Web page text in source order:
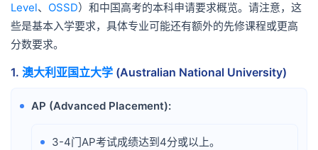
Level、 OSSD）和中国高考的本科申请要求概览。请注意，这
些是基本入学要求，具体专业可能还有额外的先修课程或更高
分数要求。
1. 澳大利亚国立大学 (Australian National University)
• AP (Advanced Placement):
• 3-4门AP考试成绩达到4分或以上。